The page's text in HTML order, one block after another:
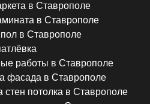
в Ставрополе
в Ставрополе
в Ставрополе
работы в Ставрополе
фасада в Ставрополе
стен потолка в Ставрополе